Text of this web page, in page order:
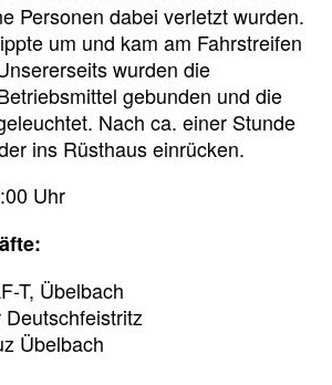
Personen dabei verletzt wurden.
um und kam am Fahrstreifen
wurden die
gebunden und die
Nach ca. einer Stunde
ins Rüsthaus einrücken.
Uhr
T, Übelbach
Übelbach